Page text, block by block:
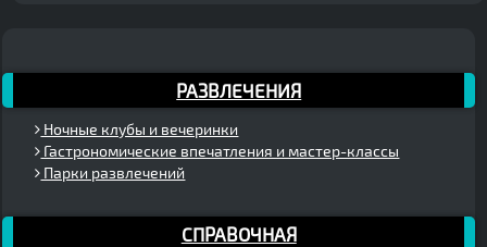
РАЗВЛЕЧЕНИЯ
Ночные клубы и вечеринки
Гастрономические впечатления и мастер-классы
Парки развлечений
СПРАВОЧНАЯ